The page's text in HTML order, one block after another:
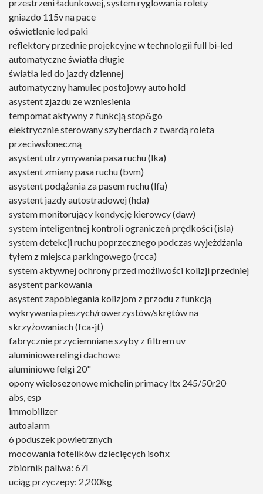
przestrzeni ładunkowej, system ryglowania rolety
gniazdo 115v na pace
oświetlenie led paki
reflektory przednie projekcyjne w technologii full bi-led
automatyczne światła długie
światła led do jazdy dziennej
automatyczny hamulec postojowy auto hold
asystent zjazdu ze wzniesienia
tempomat aktywny z funkcją stop&go
elektrycznie sterowany szyberdach z twardą roleta
przeciwsłoneczną
asystent utrzymywania pasa ruchu (lka)
asystent zmiany pasa ruchu (bvm)
asystent podążania za pasem ruchu (lfa)
asystent jazdy autostradowej (hda)
system monitorujący kondycję kierowcy (daw)
system inteligentnej kontroli ograniczeń prędkości (isla)
system detekcji ruchu poprzecznego podczas wyjeżdżania
tyłem z miejsca parkingowego (rcca)
system aktywnej ochrony przed możliwości kolizji przedniej
asystent parkowania
asystent zapobiegania kolizjom z przodu z funkcją
wykrywania pieszych/rowerzystów/skrętów na
skrzyżowaniach (fca-jt)
fabrycznie przyciemniane szyby z filtrem uv
aluminiowe relingi dachowe
aluminiowe felgi 20"
opony wielosezonowe michelin primacy ltx 245/50r20
abs, esp
immobilizer
autoalarm
6 poduszek powietrznych
mocowania fotelików dziecięcych isofix
zbiornik paliwa: 67l
uciąg przyczepy: 2,200kg